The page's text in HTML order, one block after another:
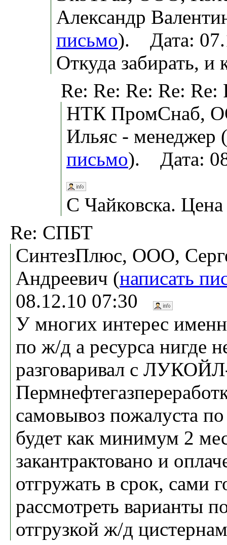
Александр
письмо). Дата:
Откуда забирать, и
Re: Re: Re: Re:
НТК ПромСнаб,
Ильяс - менеджер (
письмо). Дата:
С Чайковска.
Re: СПБТ
СинтезПлюс, ООО,
Андреевич (написать
08.12.10 07:30
У многих интерес
по ж/д а ресурса нигде
разговаривал с
самовывоз пожалуста
будет как минимум 2
закантрактовано и
отгружать в срок, сами
рассмотреть варианты
отгрузкой ж/д